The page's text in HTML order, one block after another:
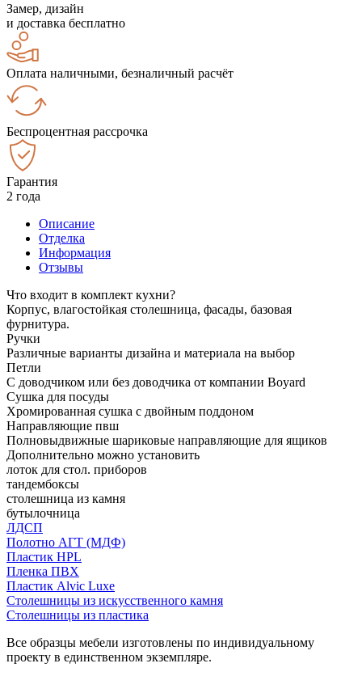
Замер, дизайн
и доставка бесплатно
Оплата наличными, безналичный расчёт
Беспроцентная рассрочка
Гарантия
2 года
Описание
Отделка
Информация
Отзывы
Что входит в комплект кухни?
Корпус, влагостойкая столешница, фасады, базовая
фурнитура.
Ручки
Различные варианты дизайна и материала на выбор
Петли
С доводчиком или без доводчика от компании Boyard
Сушка для посуды
Хромированная сушка с двойным поддоном
Направляющие пвш
Полновыдвижные шариковые направляющие для ящиков
Дополнительно можно установить
лоток для стол. приборов
тандембоксы
столешница из камня
бутылочница
ЛДСП
Полотно АГТ (МДФ)
Пластик HPL
Пленка ПВХ
Пластик Alvic Luxe
Столешницы из искусственного камня
Столешницы из пластика
Все образцы мебели изготовлены по индивидуальному
проекту в единственном экземпляре.